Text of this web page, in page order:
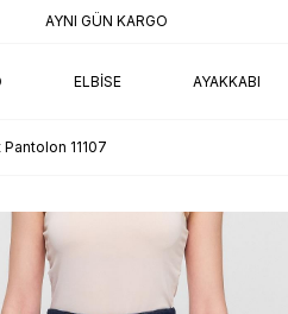
AYNI GÜN KARGO
ELBISE AYAKKABI
11107